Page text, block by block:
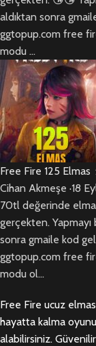
aldıktan sonra
ggtopup.com free
modu ...
Free Fire 125 Elmas
Cihan Akmeşe ·18
70tl değerinde
gerçekten.
sonra gmaile kod
ggtopup.com free
modu ol...
Free Fire ucuz
hayatta kalma
alabilirsiniz. Güvenilir